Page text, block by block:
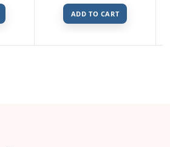
ADD TO CART